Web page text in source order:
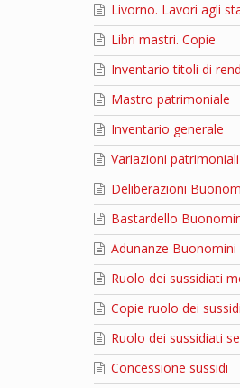
Livorno. Lavori agli
Libri mastri. Copie
Inventario titoli di
Mastro patrimoniale
Inventario generale
Variazioni patrimoniali
Deliberazioni
Bastardello
Adunanze Buonomini
Ruolo dei sussidiati
Copie ruolo dei
Ruolo dei sussidiati
Concessione sussidi